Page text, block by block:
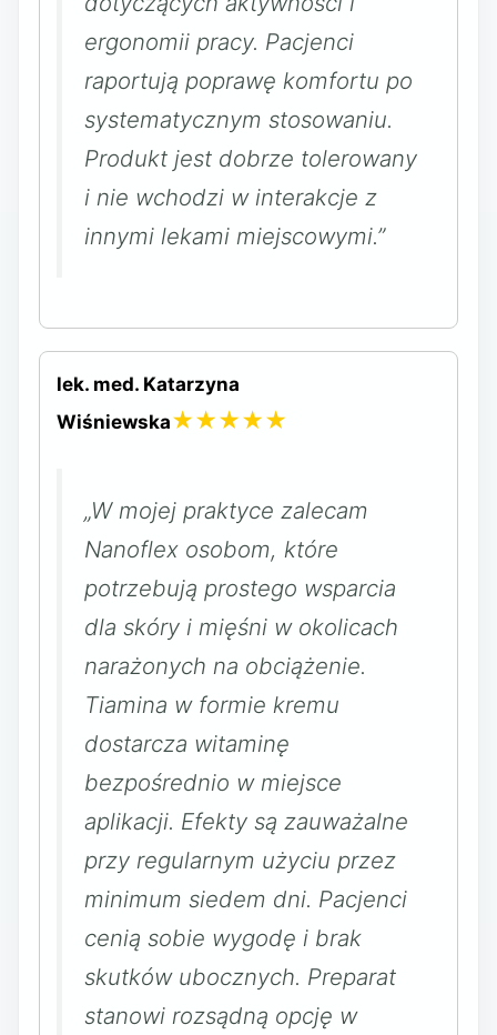
ergonomii pracy. Pacjenci
raportują poprawę komfortu po
systematycznym stosowaniu.
Produkt jest dobrze tolerowany
i nie wchodzi w interakcje z
innymi lekami miejscowymi.”
lek. med. Katarzyna
Wiśniewska★★★★★
„W mojej praktyce zalecam
Nanoflex osobom, które
potrzebują prostego wsparcia
dla skóry i mięśni w okolicach
narażonych na obciążenie.
Tiamina w formie kremu
dostarcza witaminę
bezpośrednio w miejsce
aplikacji. Efekty są zauważalne
przy regularnym użyciu przez
minimum siedem dni. Pacjenci
cenią sobie wygodę i brak
skutków ubocznych. Preparat
stanowi rozsądną opcję w